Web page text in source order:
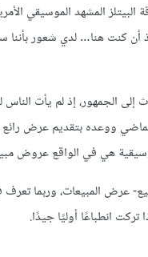
الجمهور، إذ لم يأت
ووعده بتقديم عرض
هي في الواقع عروض
عرض المبيعات، وربما
تركت انطباعًا أوليًا جيدًا.